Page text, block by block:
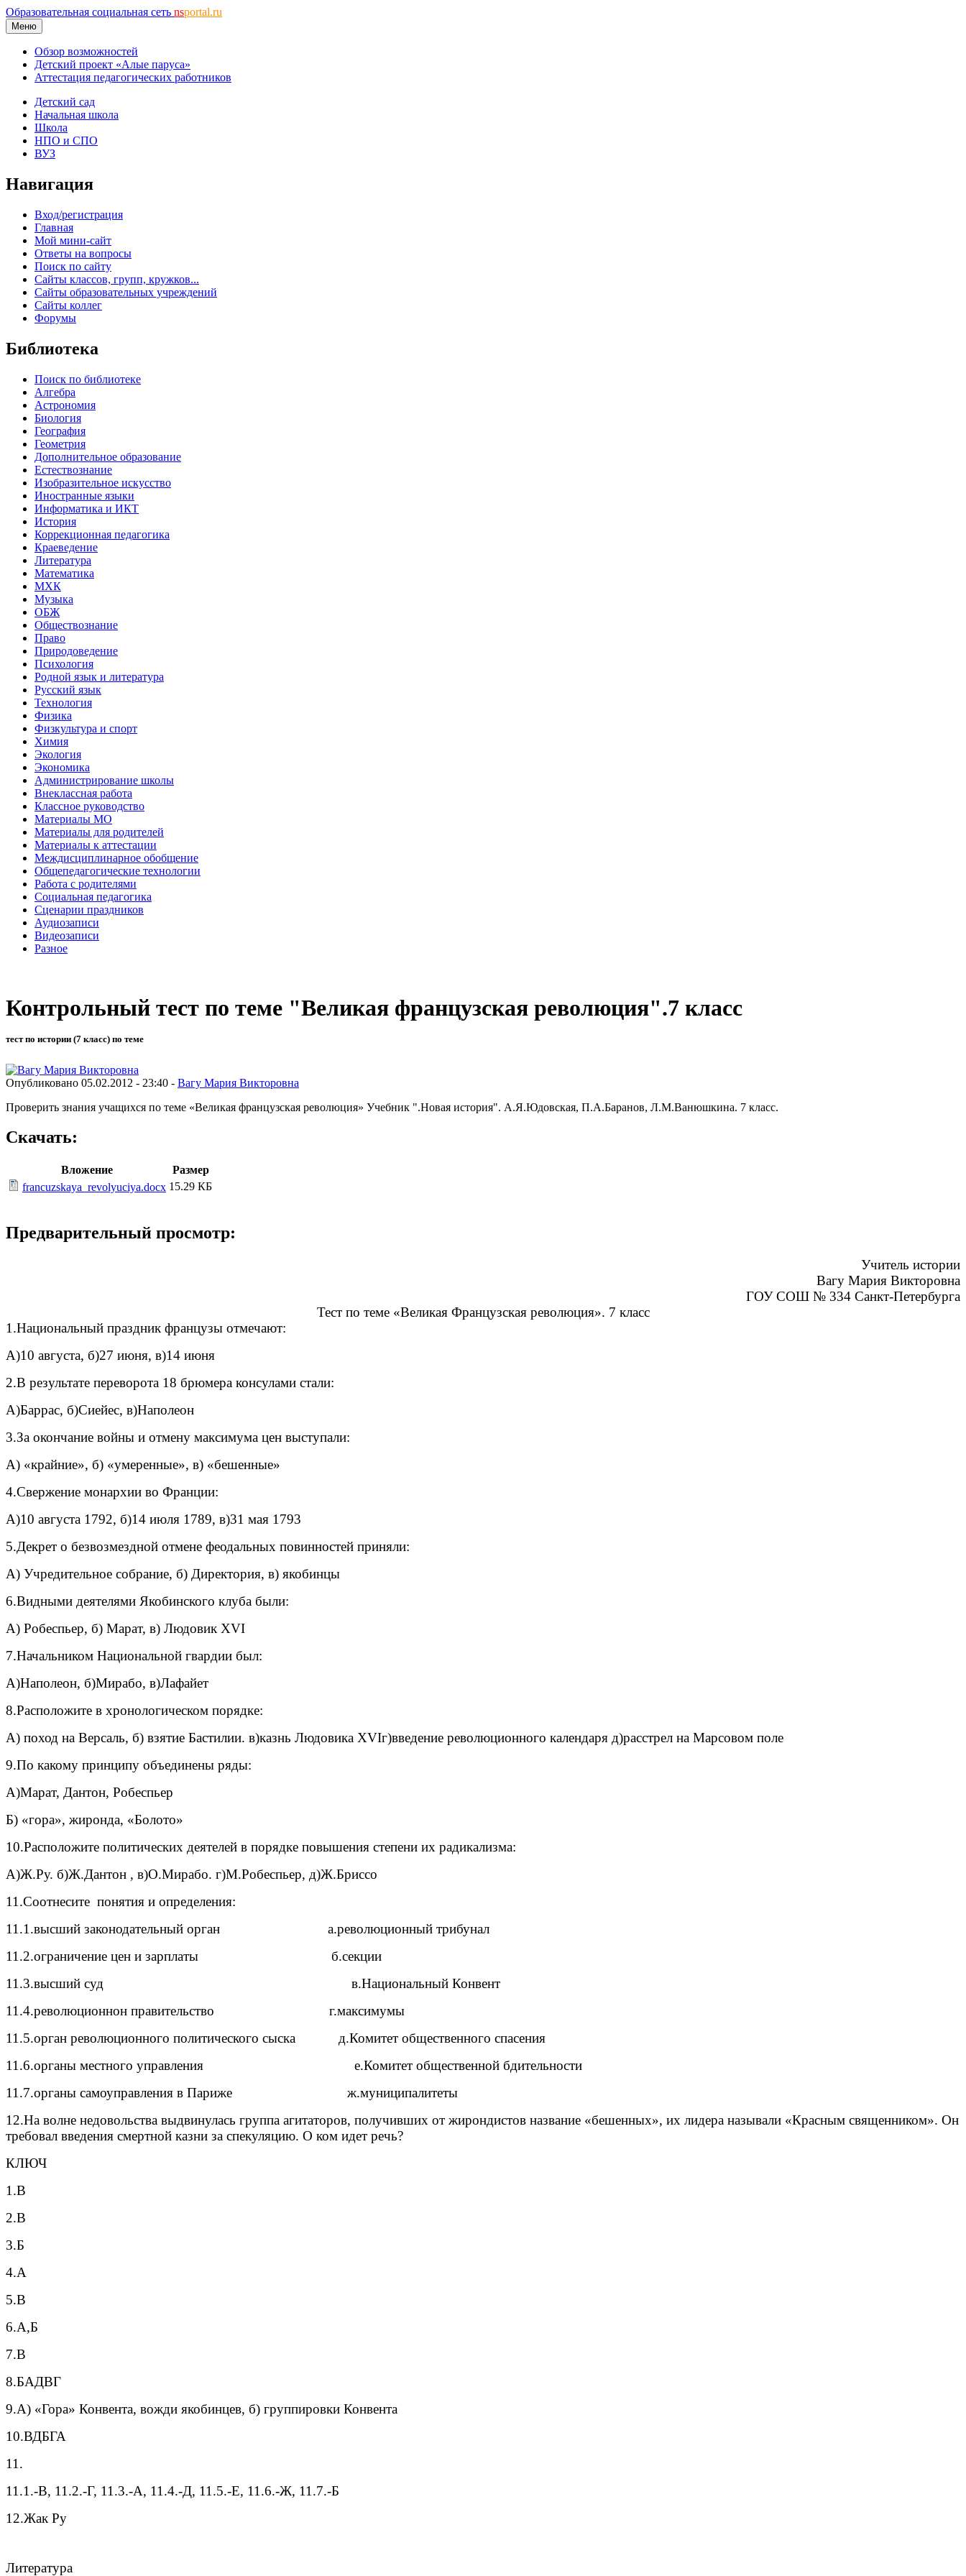
Образовательная социальная сеть nsportal.ru
Меню
Обзор возможностей
Детский проект «Алые паруса»
Аттестация педагогических работников
Детский сад
Начальная школа
Школа
НПО и СПО
ВУЗ
Навигация
Вход/регистрация
Главная
Мой мини-сайт
Ответы на вопросы
Поиск по сайту
Сайты классов, групп, кружков...
Сайты образовательных учреждений
Сайты коллег
Форумы
Библиотека
Поиск по библиотеке
Алгебра
Астрономия
Биология
География
Геометрия
Дополнительное образование
Естествознание
Изобразительное искусство
Иностранные языки
Информатика и ИКТ
История
Коррекционная педагогика
Краеведение
Литература
Математика
МХК
Музыка
ОБЖ
Обществознание
Право
Природоведение
Психология
Родной язык и литература
Русский язык
Технология
Физика
Физкультура и спорт
Химия
Экология
Экономика
Администрирование школы
Внеклассная работа
Классное руководство
Материалы МО
Материалы для родителей
Материалы к аттестации
Междисциплинарное обобщение
Общепедагогические технологии
Работа с родителями
Социальная педагогика
Сценарии праздников
Аудиозаписи
Видеозаписи
Разное
Контрольный тест по теме "Великая французская революция".7 класс
тест по истории (7 класс) по теме
Опубликовано 05.02.2012 - 23:40 - Вагу Мария Викторовна
Проверить знания учащихся по теме «Великая французская революция» Учебник ".Новая история". А.Я.Юдовская, П.А.Баранов, Л.М.Ванюшкина. 7 класс.
Скачать:
Вложение
Размер
francuzskaya_revolyuciya.docx 15.29 КБ
Предварительный просмотр:
Учитель истории
Вагу Мария Викторовна
ГОУ СОШ № 334 Санкт-Петербурга
Тест по теме «Великая Французская революция». 7 класс
1.Национальный праздник французы отмечают:
А)10 августа, б)27 июня, в)14 июня
2.В результате переворота 18 брюмера консулами стали:
А)Баррас, б)Сиейес, в)Наполеон
3.За окончание войны и отмену максимума цен выступали:
A) «крайние», б) «умеренные», в) «бешенные»
4.Свержение монархии во Франции:
А)10 августа 1792, б)14 июля 1789, в)31 мая 1793
5.Декрет о безвозмездной отмене феодальных повинностей приняли:
А) Учредительное собрание, б) Директория, в) якобинцы
6.Видными деятелями Якобинского клуба были:
А) Робеспьер, б) Марат, в) Людовик XVI
7.Начальником Национальной гвардии был:
А)Наполеон, б)Мирабо, в)Лафайет
8.Расположите в хронологическом порядке:
А) поход на Версаль, б) взятие Бастилии. в)казнь Людовика XVIг)введение революционного календаря д)расстрел на Марсовом поле
9.По какому принципу объединены ряды:
А)Марат, Дантон, Робеспьер
Б) «гора», жиронда, «Болото»
10.Расположите политических деятелей в порядке повышения степени их радикализма:
А)Ж.Ру. б)Ж.Дантон , в)О.Мирабо. г)М.Робеспьер, д)Ж.Бриссо
11.Соотнесите понятия и определения:
11.1.высший законодательный орган а.революционный трибунал
11.2.ограничение цен и зарплаты б.секции
11.3.высший суд в.Национальный Конвент
11.4.революционнон правительство г.максимумы
11.5.орган революционного политического сыска д.Комитет общественного спасения
11.6.органы местного управления е.Комитет общественной бдительности
11.7.органы самоуправления в Париже ж.муниципалитеты
12.На волне недовольства выдвинулась группа агитаторов, получивших от жирондистов название «бешенных», их лидера называли «Красным священником». Он
требовал введения смертной казни за спекуляцию. О ком идет речь?
КЛЮЧ
1.В
2.В
3.Б
4.А
5.В
6.А,Б
7.В
8.БАДВГ
9.А) «Гора» Конвента, вожди якобинцев, б) группировки Конвента
10.ВДБГА
11.
11.1.-В, 11.2.-Г, 11.3.-А, 11.4.-Д, 11.5.-Е, 11.6.-Ж, 11.7.-Б
12.Жак Ру
Литература